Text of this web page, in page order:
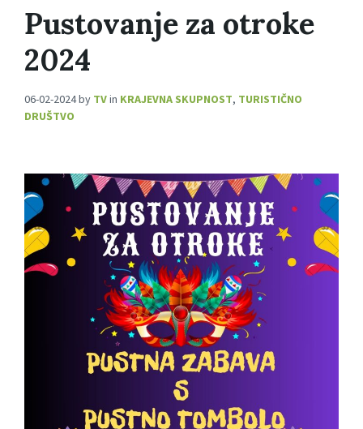
Pustovanje za otroke
2024
06-02-2024by TVin KRAJEVNA SKUPNOST, TURISTIČNO
DRUŠTVO